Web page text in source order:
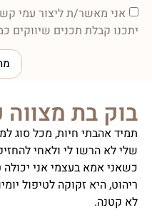
אני מאשר/ת ליצור עמי
יתכנו קבלת תכנים שיווקים
בוק בת
תמיד אהבתי חיות, מכל סוג
שלי לא הרשו לי ולאחי
כשאני אמא בעצמי אני
ריהוט, היא זקוקה לטיפול
לא קטנה.